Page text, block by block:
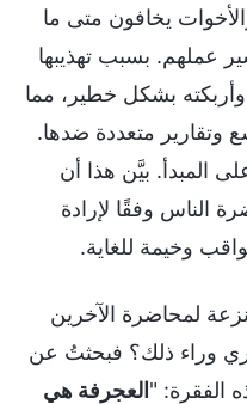
يخافون متى ما
عملهم. بسبب تهذيبها
بشكل خطير، مما
متعددة ضدها.
المبدأ. بيَّن هذا أن
الناس وفقًا لإرادة
وخيمة للغاية.
لمحاضرة الآخرين
وراء ذلك؟ فبحثتُ عن
الفقرة: "العجرفة هي